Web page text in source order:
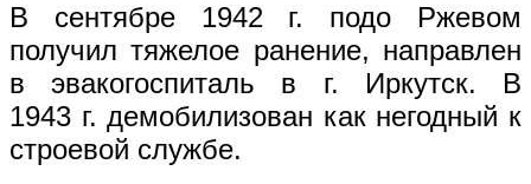
В сентябре 1942 г. подо Ржевом
получил тяжелое ранение, направлен
в эвакогоспиталь в г. Иркутск. В
1943 г. демобилизован как негодный к
строевой службе.